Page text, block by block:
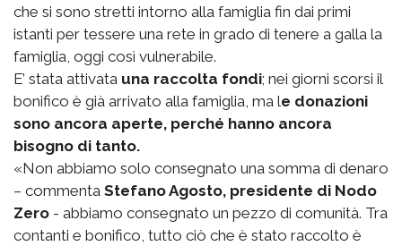
che si sono stretti intorno alla famiglia fin dai primi
istanti per tessere una rete in grado di tenere a galla la
famiglia, oggi così vulnerabile.
E’ stata attivata una raccolta fondi; nei giorni scorsi il
bonifico è già arrivato alla famiglia, ma le donazioni
sono ancora aperte, perché hanno ancora
bisogno di tanto.
«Non abbiamo solo consegnato una somma di denaro
– commenta Stefano Agosto, presidente di Nodo
Zero - abbiamo consegnato un pezzo di comunità. Tra
contanti e bonifico, tutto ciò che è stato raccolto è